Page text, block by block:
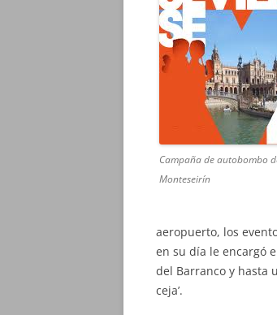
Campaña de autobombo
Monteseirín
aeropuerto, los
en su día le encargó
del Barranco y hasta
ceja’.